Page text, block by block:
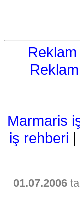
Marmaris
iş rehberi |
01.07.2006